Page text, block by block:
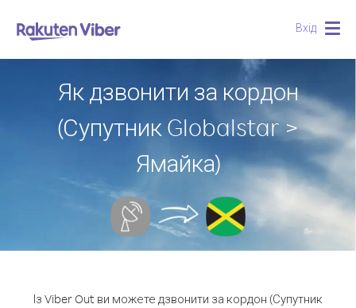
Вхід
Як дзвонити за кордон
(Супутник Globalstar >
Ямайка)
Із Viber Out ви можете дзвонити за кордон (Супутник